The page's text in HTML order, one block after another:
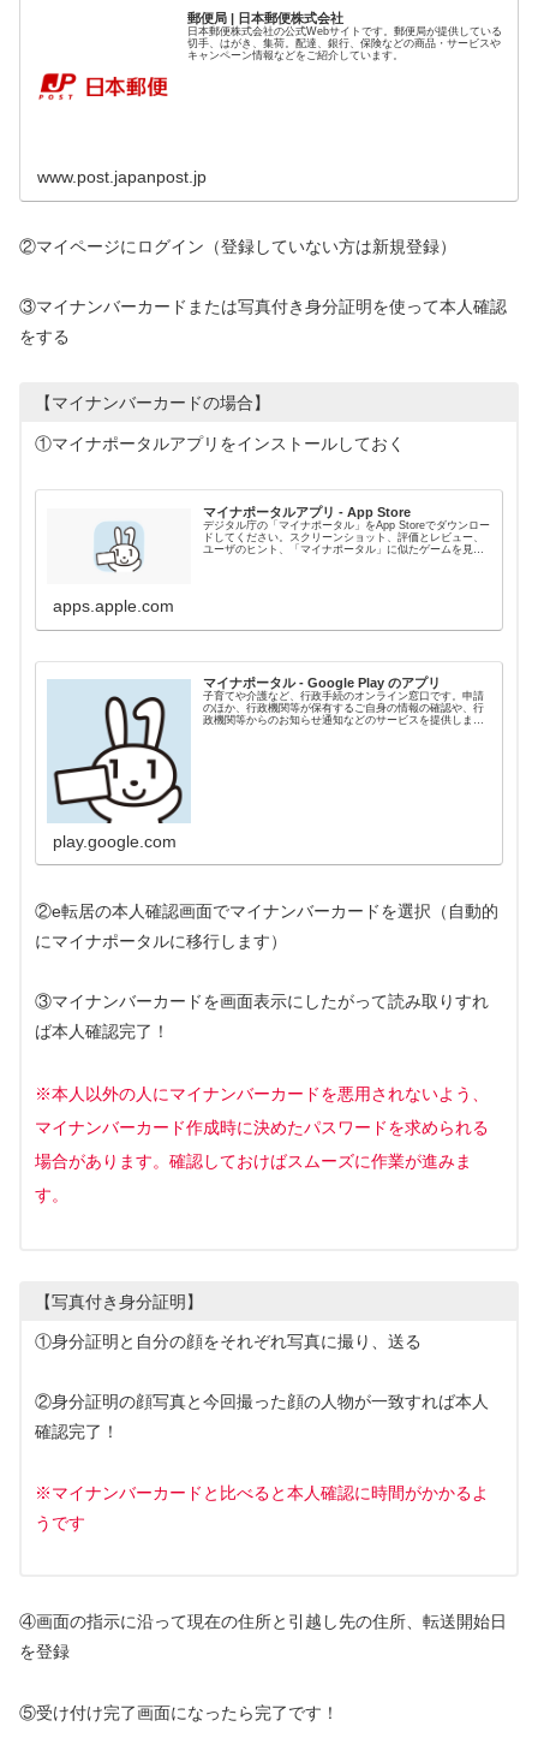
郵便局 | 日本郵便株式会社
日本郵便株式会社の公式Webサイトです。郵便局が提供している
切手、はがき、集荷。配達、銀行、保険などの商品・サービスや
キャンペーン情報などをご紹介しています。
www.post.japanpost.jp
②マイページにログイン（登録していない方は新規登録）
③マイナンバーカードまたは写真付き身分証明を使って本人確認
をする
【マイナンバーカードの場合】
①マイナポータルアプリをインストールしておく
マイナポータルアプリ - App Store
デジタル庁の「マイナポータル」をApp Storeでダウンロー
ドしてください。スクリーンショット、評価とレビュー、
ユーザのヒント、「マイナポータル」に似たゲームを見る
apps.apple.com
マイナポータル - Google Play のアプリ
子育てや介護など、行政手続のオンライン窓口です。申請
のほか、行政機関等が保有するご自身の情報の確認や、行
政機関等からのお知らせ通知などのサービスを提供しま
play.google.com
②e転居の本人確認画面でマイナンバーカードを選択（自動的
にマイナポータルに移行します）
③マイナンバーカードを画面表示にしたがって読み取りすれ
ば本人確認完了！
※本人以外の人にマイナンバーカードを悪用されないよう、
マイナンバーカード作成時に決めたパスワードを求められる
場合があります。確認しておけばスムーズに作業が進みま
す。
【写真付き身分証明】
①身分証明と自分の顔をそれぞれ写真に撮り、送る
②身分証明の顔写真と今回撮った顔の人物が一致すれば本人
確認完了！
※マイナンバーカードと比べると本人確認に時間がかかるよ
うです
④画面の指示に沿って現在の住所と引越し先の住所、転送開始日
を登録
⑤受け付け完了画面になったら完了です！